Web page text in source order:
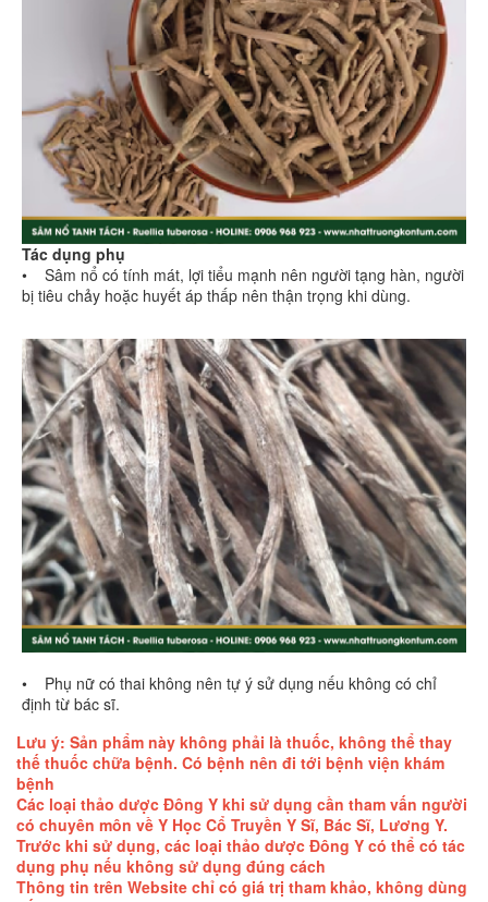
Tác dụng phụ
• Sâm nổ có tính mát, lợi tiểu mạnh nên người tạng hàn, người
bị tiêu chảy hoặc huyết áp thấp nên thận trọng khi dùng.
• Phụ nữ có thai không nên tự ý sử dụng nếu không có chỉ
định từ bác sĩ.
Lưu ý: Sản phẩm này không phải là thuốc, không thể thay
thế thuốc chữa bệnh. Có bệnh nên đi tới bệnh viện khám
bệnh
Các loại thảo dược Đông Y khi sử dụng cần tham vấn người
có chuyên môn về Y Học Cổ Truyền Y Sĩ, Bác Sĩ, Lương Y.
Trước khi sử dụng, các loại thảo dược Đông Y có thể có tác
dụng phụ nếu không sử dụng đúng cách
Thông tin trên Website chỉ có giá trị tham khảo, không dùng